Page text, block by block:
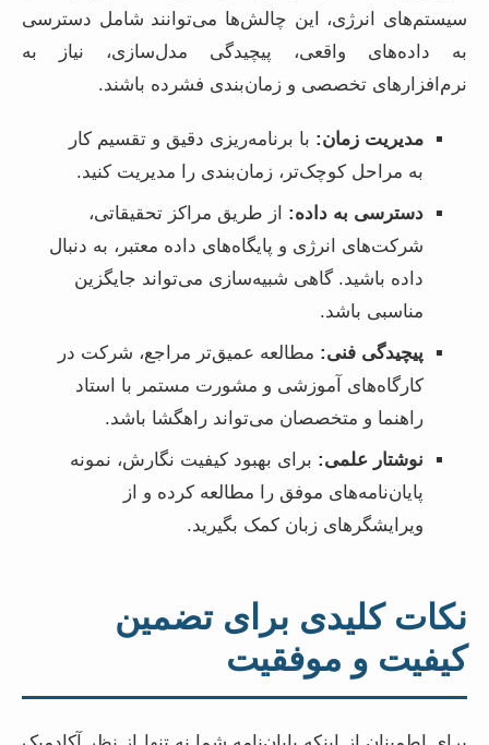
سیستم‌های انرژی، این چالش‌ها می‌توانند شامل دسترسی
به داده‌های واقعی، پیچیدگی مدل‌سازی، نیاز به
نرم‌افزارهای تخصصی و زمان‌بندی فشرده باشند.
مدیریت زمان: با برنامه‌ریزی دقیق و تقسیم کار
به مراحل کوچک‌تر، زمان‌بندی را مدیریت کنید.
دسترسی به داده: از طریق مراکز تحقیقاتی،
شرکت‌های انرژی و پایگاه‌های داده معتبر، به دنبال
داده باشید. گاهی شبیه‌سازی می‌تواند جایگزین
مناسبی باشد.
پیچیدگی فنی: مطالعه عمیق‌تر مراجع، شرکت در
کارگاه‌های آموزشی و مشورت مستمر با استاد
راهنما و متخصصان می‌تواند راهگشا باشد.
نوشتار علمی: برای بهبود کیفیت نگارش، نمونه
پایان‌نامه‌های موفق را مطالعه کرده و از
ویرایشگرهای زبان کمک بگیرید.
نکات کلیدی برای تضمین
کیفیت و موفقیت